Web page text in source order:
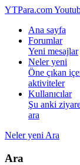
YTPara.com
Ana sayfa
Forumlar
Yeni mesajlar
Neler yeni
Öne çıkan
aktiviteler
Kullanıcılar
Şu anki
ara
Neler yeni Ara
Ara